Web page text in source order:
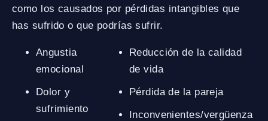
como los causados por pérdidas intangibles que
has sufrido o que podrías sufrir.
Angustia
emocional
Dolor y
sufrimiento
Reducción de la calidad
de vida
Pérdida de la pareja
Inconvenientes/vergüenza